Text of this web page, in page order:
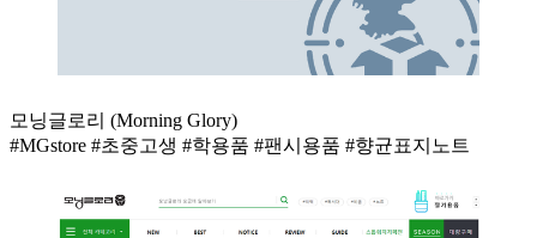
모닝글로리 (Morning Glory)
#MGstore #초중고생 #학용품 #팬시용품 #향균표지노트